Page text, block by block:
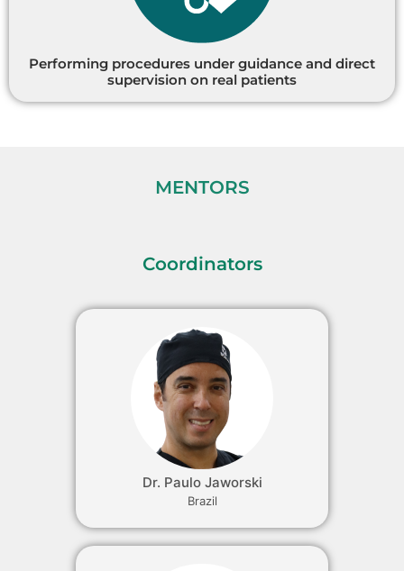
Performing procedures under guidance and direct
supervision on real patients
MENTORS
Coordinators
Dr. Paulo Jaworski
Brazil